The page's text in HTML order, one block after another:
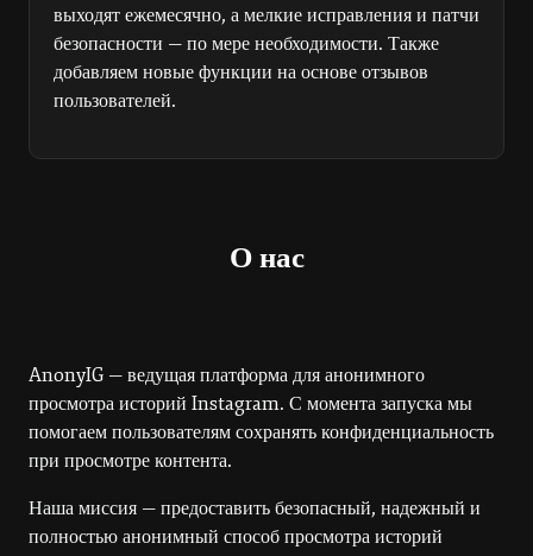
выходят ежемесячно, а мелкие исправления и патчи
безопасности — по мере необходимости. Также
добавляем новые функции на основе отзывов
пользователей.
О нас
AnonyIG — ведущая платформа для анонимного
просмотра историй Instagram. С момента запуска мы
помогаем пользователям сохранять конфиденциальность
при просмотре контента.
Наша миссия — предоставить безопасный, надежный и
полностью анонимный способ просмотра историй